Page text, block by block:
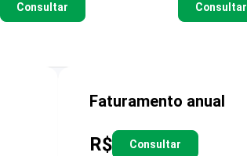
Consultar Consultar
Faturamento anual
R$ Consultar